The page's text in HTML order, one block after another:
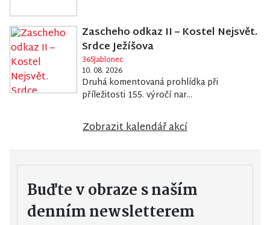
Zascheho odkaz II – Kostel Nejsvět.
Srdce Ježíšova
365Jablonec
10. 08. 2026
Druhá komentovaná prohlídka při
příležitosti 155. výročí nar...
Zobrazit kalendář akcí
Buďte v obraze s naším
denním newsletterem